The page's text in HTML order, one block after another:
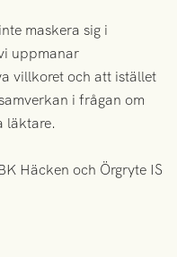
maskera sig i
uppmanar
villkoret och att istället
i frågan om
läktare.
Häcken och Örgryte IS